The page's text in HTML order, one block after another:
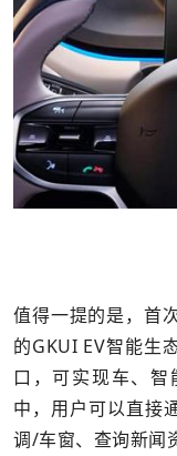
值得一提的是，首
的GKUI EV智能生
口，可实现车、
中，用户可以直接
调/车窗、查询新闻